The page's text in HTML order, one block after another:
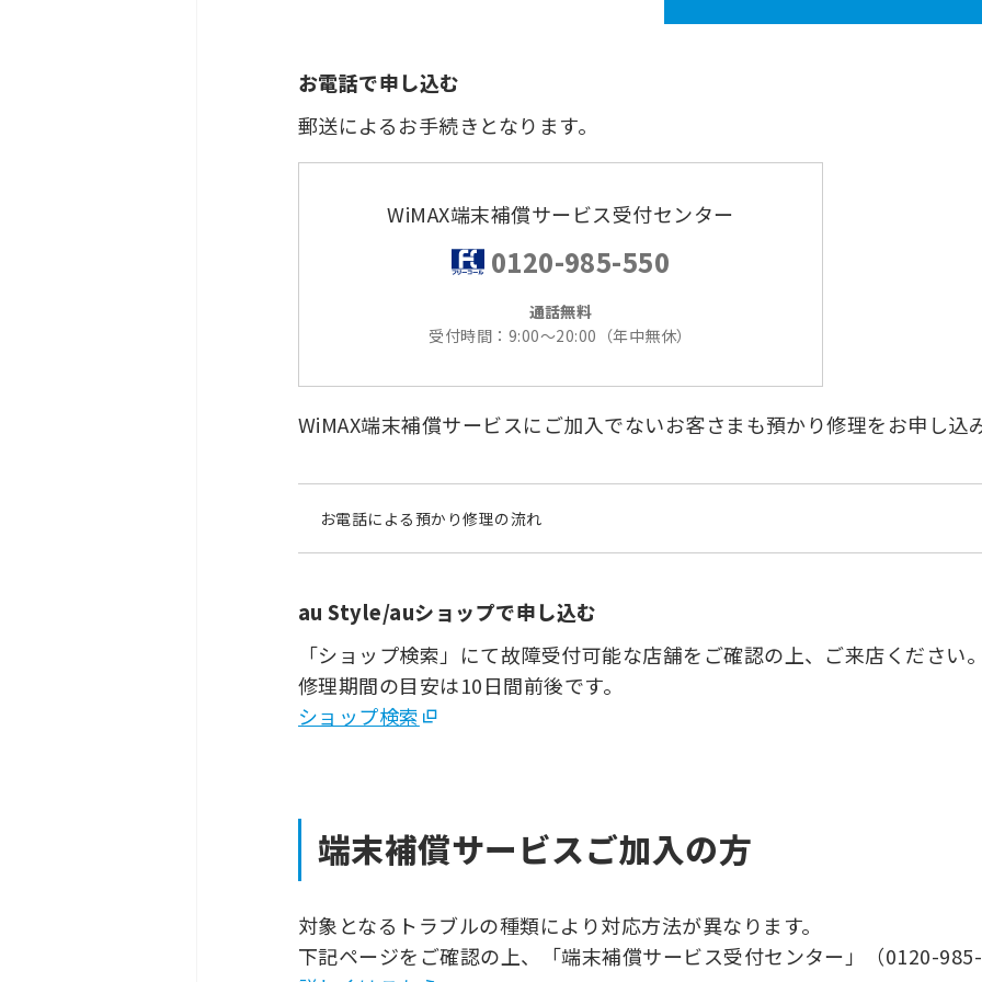
お電話で申し込む
郵送によるお手続きとなります。
WiMAX端末補償サービス受付センター
0120-985-550
通話無料
受付時間：9:00～20:00（年中無休）
WiMAX端末補償サービスにご加入でないお客さまも預かり修理をお申し込
お電話による預かり修理の流れ
au Style/auショップで申し込む
「ショップ検索」にて故障受付可能な店舗をご確認の上、ご来店ください。
修理期間の目安は10日間前後です。
ショップ検索
端末補償サービスご加入の方
対象となるトラブルの種類により対応方法が異なります。
下記ページをご確認の上、「端末補償サービス受付センター」（0120-